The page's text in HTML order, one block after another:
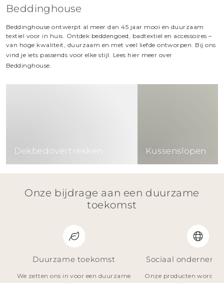
Beddinghouse
Beddinghouse ontwerpt al meer dan 45 jaar mooi en duurzaam
textiel voor in huis. Ontdek beddengoed, badtextiel en accessoires –
van hoge kwaliteit, duurzaam en met veel liefde ontworpen. Bij ons
vind je iets passends voor elke stijl. Lees hier meer over
Beddinghouse.
Dekbedovertrekken Kussenslopen
Onze bijdrage aan een duurzame
toekomst
Duurzame toekomst
We zetten ons in voor een duurzame
Sociaal
Onze producten worden